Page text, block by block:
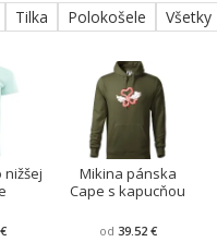
Tilka Polokošele Všetky
nižšej
Mikina pánska
Cape s kapucňou
od 39.52 €